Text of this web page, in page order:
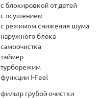
с блокировкой от детей
с осушением
с режимом снижения шума
наружного блока
самоочистка
таймер
турборежим
функции I-Feel
фильтр грубой очистки